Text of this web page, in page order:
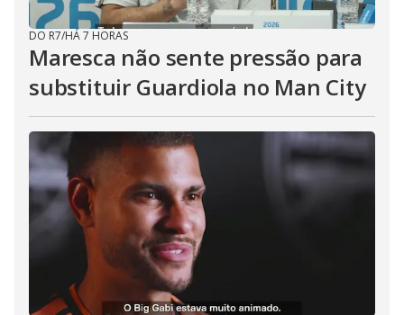
DO R7/HÁ 7 HORAS
Maresca não sente pressão para
substituir Guardiola no Man City